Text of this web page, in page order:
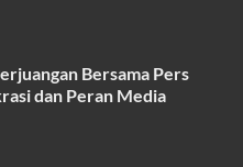
Bersama Pers
dan Peran Media